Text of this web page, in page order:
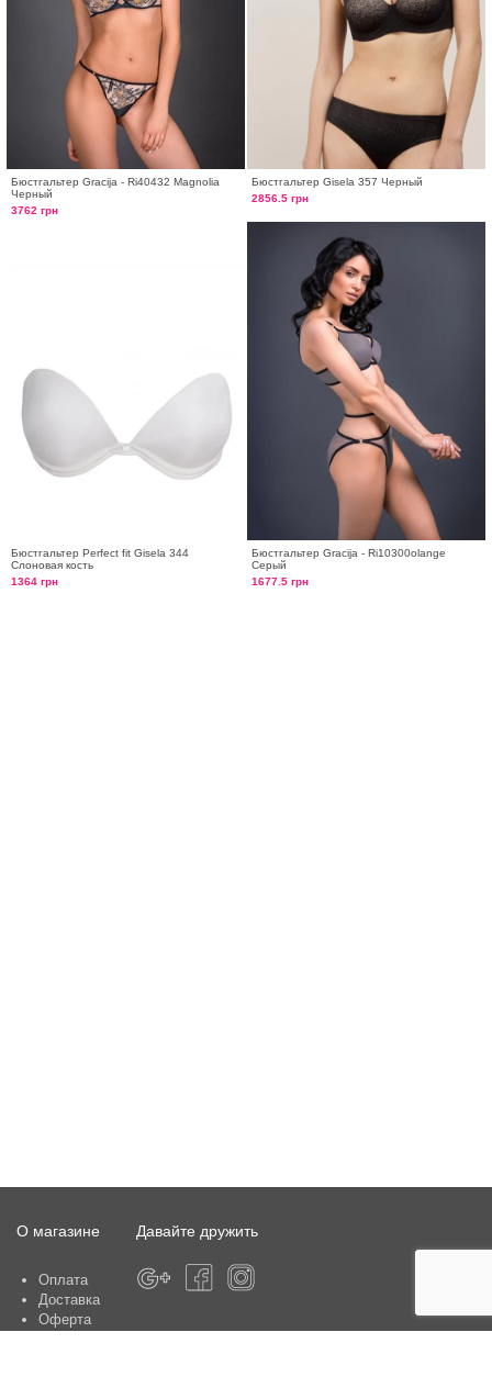
Бюстгальтер Gracija - Ri40432 Magnolia
Черный
3762 грн
Бюстгальтер Gisela 357 Черный
2856.5 грн
Бюстгальтер Perfect fit Gisela 344
Слоновая кость
1364 грн
Бюстгальтер Gracija - Ri10300olange
Серый
1677.5 грн
О магазине
Оплата
Доставка
Оферта
Давайте дружить